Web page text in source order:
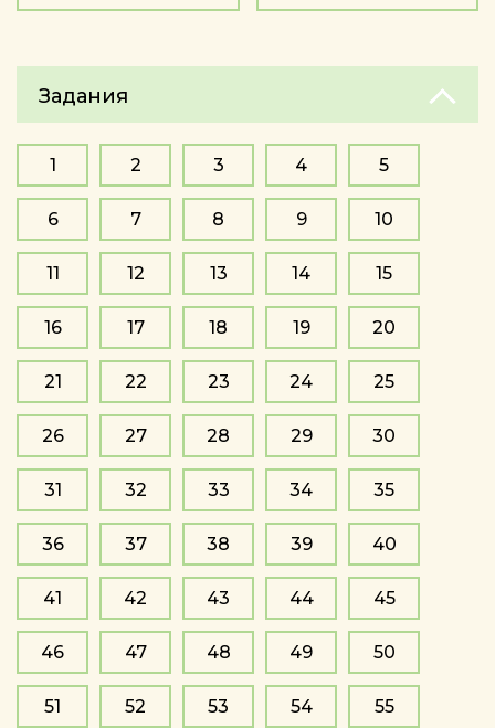
Задания
1 2 3 4 5
6 7 8 9 10
11 12 13 14 15
16 17 18 19 20
21 22 23 24 25
26 27 28 29 30
31 32 33 34 35
36 37 38 39 40
41 42 43 44 45
46 47 48 49 50
51 52 53 54 55